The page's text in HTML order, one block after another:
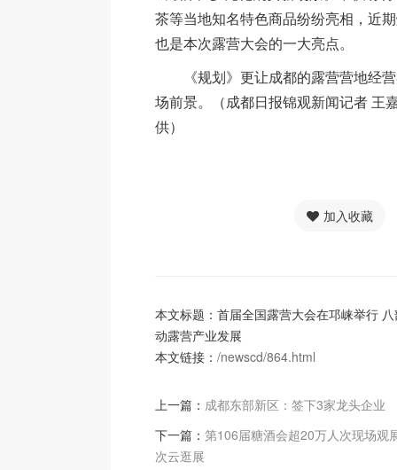
茶等当地知名特色商品纷纷亮相，近
也是本次露营大会的一大亮点。
《规划》更让成都的露营营地经营
场前景。（成都日报锦观新闻记者 王
供）
加入收藏
本文标题：首届全国露营大会在邛崃举行
动露营产业发展
本文链接： /newscd/864.html
上一篇： 成都东部新区：签下3家龙头企业
下一篇： 第106届糖酒会超20万人次现场观
次云逛展